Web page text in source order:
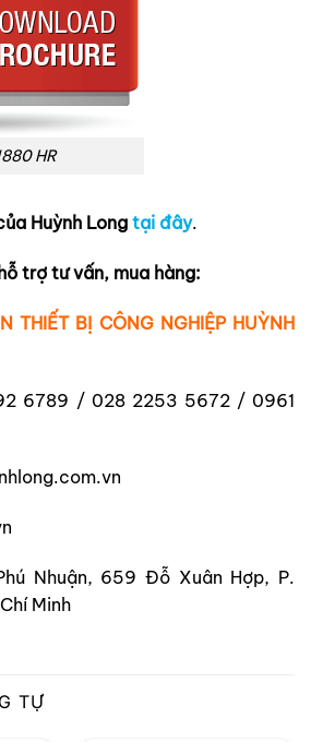
HR
Huỳnh Long tại đây.
trợ tư vấn, mua hàng:
THIẾT BỊ CÔNG NGHIỆP HUỲNH
6789 / 028 2253 5672 / 0961
Nhuận, 659 Đỗ Xuân Hợp, P.
Minh
TỰ